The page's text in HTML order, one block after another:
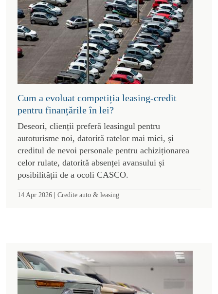
Cum a evoluat competiția leasing-credit
pentru finanțările în lei?
Deseori, clienții preferă leasingul pentru
autoturisme noi, datorită ratelor mai mici, și
creditul de nevoi personale pentru achiziționarea
celor rulate, datorită absenței avansului și
posibilității de a ocoli CASCO.
14 Apr 2026 | Credite auto & leasing